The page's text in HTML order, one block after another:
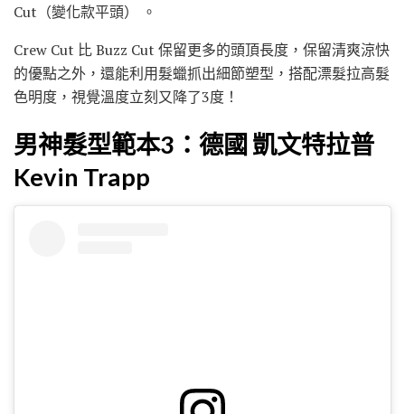
Cut（變化款平頭） 。
Crew Cut 比 Buzz Cut 保留更多的頭頂長度，保留清爽涼快
的優點之外，還能利用髮蠟抓出細節塑型，搭配漂髮拉高髮
色明度，視覺溫度立刻又降了3度！
男神髮型範本3：德國 凱文特拉普
Kevin Trapp